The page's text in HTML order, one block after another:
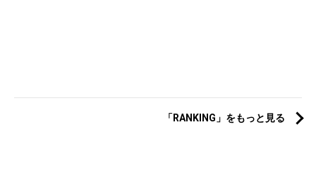
「RANKING」をもっと見る